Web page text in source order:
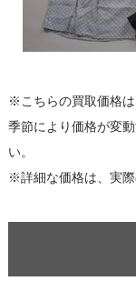
※こちらの買取価格
季節により価格が変
い。
※詳細な価格は、実際